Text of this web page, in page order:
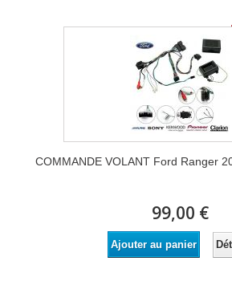
COMMANDE VOLANT Ford Ranger
99,00 €
Ajouter au panier